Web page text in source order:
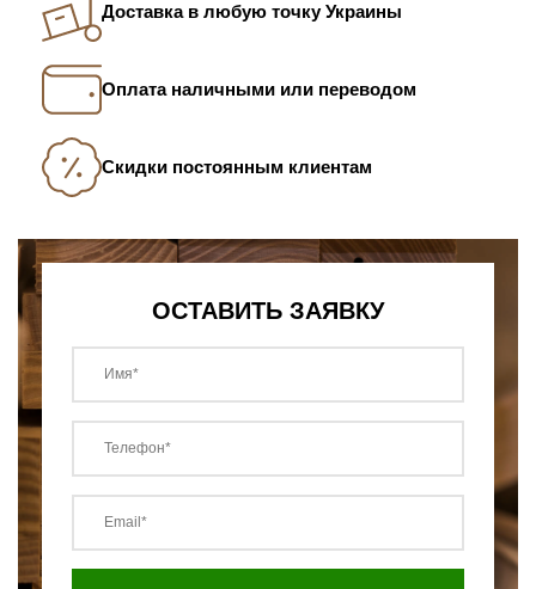
Доставка в любую точку Украины
Оплата наличными или переводом
Скидки постоянным клиентам
ОСТАВИТЬ ЗАЯВКУ